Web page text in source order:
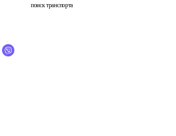
поиск транспорта